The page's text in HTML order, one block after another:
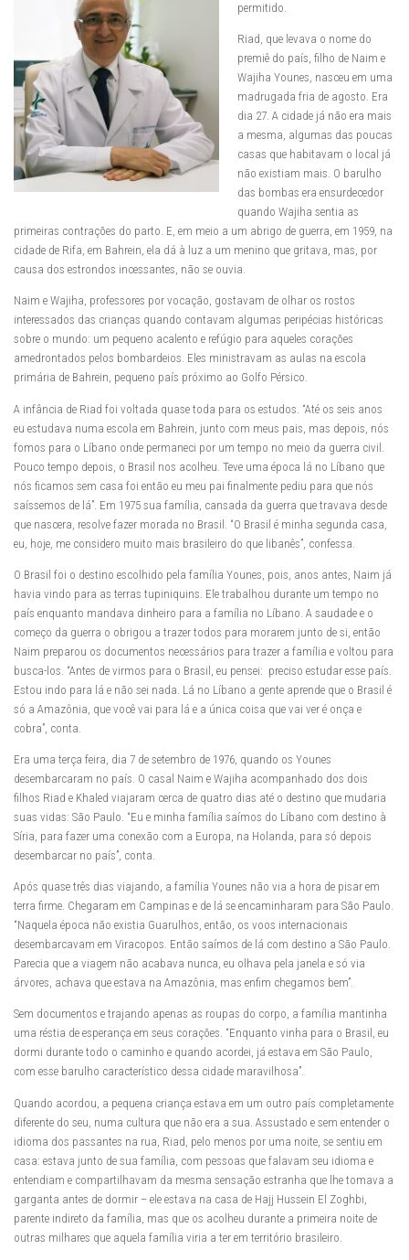
permitido.
Riad, que levava o nome do
premiê do país, filho de Naim e
Wajiha Younes, nasceu em uma
madrugada fria de agosto. Era
dia 27. A cidade já não era mais
a mesma, algumas das poucas
casas que habitavam o local já
não existiam mais. O barulho
das bombas era ensurdecedor
quando Wajiha sentia as
primeiras contrações do parto. E, em meio a um abrigo de guerra, em 1959, na
cidade de Rifa, em Bahrein, ela dá à luz a um menino que gritava, mas, por
causa dos estrondos incessantes, não se ouvia.
Naim e Wajiha, professores por vocação, gostavam de olhar os rostos
interessados das crianças quando contavam algumas peripécias históricas
sobre o mundo: um pequeno acalento e refúgio para aqueles corações
amedrontados pelos bombardeios. Eles ministravam as aulas na escola
primária de Bahrein, pequeno país próximo ao Golfo Pérsico.
A infância de Riad foi voltada quase toda para os estudos. “Até os seis anos
eu estudava numa escola em Bahrein, junto com meus pais, mas depois, nós
fomos para o Líbano onde permaneci por um tempo no meio da guerra civil.
Pouco tempo depois, o Brasil nos acolheu. Teve uma época lá no Líbano que
nós ficamos sem casa foi então eu meu pai finalmente pediu para que nós
saíssemos de lá”. Em 1975 sua família, cansada da guerra que travava desde
que nascera, resolve fazer morada no Brasil. “O Brasil é minha segunda casa,
eu, hoje, me considero muito mais brasileiro do que libanês”, confessa.
O Brasil foi o destino escolhido pela família Younes, pois, anos antes, Naim já
havia vindo para as terras tupiniquins. Ele trabalhou durante um tempo no
país enquanto mandava dinheiro para a família no Líbano. A saudade e o
começo da guerra o obrigou a trazer todos para morarem junto de si, então
Naim preparou os documentos necessários para trazer a família e voltou para
busca-los. “Antes de virmos para o Brasil, eu pensei: preciso estudar esse país.
Estou indo para lá e não sei nada. Lá no Líbano a gente aprende que o Brasil é
só a Amazônia, que você vai para lá e a única coisa que vai ver é onça e
cobra”, conta.
Era uma terça feira, dia 7 de setembro de 1976, quando os Younes
desembarcaram no país. O casal Naim e Wajiha acompanhado dos dois
filhos Riad e Khaled viajaram cerca de quatro dias até o destino que mudaria
suas vidas: São Paulo. “Eu e minha família saímos do Líbano com destino à
Síria, para fazer uma conexão com a Europa, na Holanda, para só depois
desembarcar no país”, conta.
Após quase três dias viajando, a família Younes não via a hora de pisar em
terra firme. Chegaram em Campinas e de lá se encaminharam para São Paulo.
“Naquela época não existia Guarulhos, então, os voos internacionais
desembarcavam em Viracopos. Então saímos de lá com destino a São Paulo.
Parecia que a viagem não acabava nunca, eu olhava pela janela e só via
árvores, achava que estava na Amazônia, mas enfim chegamos bem”.
Sem documentos e trajando apenas as roupas do corpo, a família mantinha
uma réstia de esperança em seus corações. “Enquanto vinha para o Brasil, eu
dormi durante todo o caminho e quando acordei, já estava em São Paulo,
com esse barulho característico dessa cidade maravilhosa”.
Quando acordou, a pequena criança estava em um outro país completamente
diferente do seu, numa cultura que não era a sua. Assustado e sem entender o
idioma dos passantes na rua, Riad, pelo menos por uma noite, se sentiu em
casa: estava junto de sua família, com pessoas que falavam seu idioma e
entendiam e compartilhavam da mesma sensação estranha que lhe tomava a
garganta antes de dormir – ele estava na casa de Hajj Hussein El Zoghbi,
parente indireto da família, mas que os acolheu durante a primeira noite de
outras milhares que aquela família viria a ter em território brasileiro.